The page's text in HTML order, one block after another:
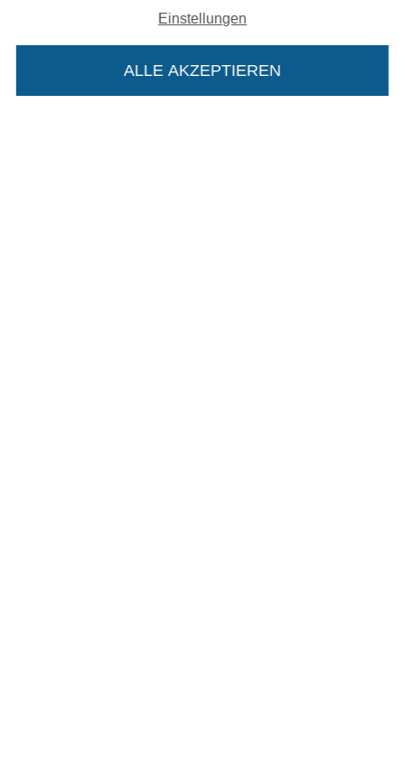
In deinen Warenkorb
Impressum
In den deutschen Shop wechseln (aktuell
Einstellungen
ALLE AKZEPTIEREN